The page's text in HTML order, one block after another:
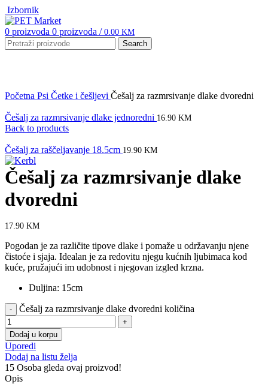
Izbornik
0 proizvoda 0 proizvoda / 0.00 KM
Search
Početna Psi Četke i češljevi Češalj za razmrsivanje dlake dvoredni
Češalj za razmrsivanje dlake jednoredni 16.90 KM
Back to products
Češalj za raščeljavanje 18.5cm 19.90 KM
Češalj za razmrsivanje dlake
dvoredni
17.90 KM
Pogodan je za različite tipove dlake i pomaže u održavanju njene
čistoće i sjaja. Idealan je za redovitu njegu kućnih ljubimaca kod
kuće, pružajući im udobnost i njegovan izgled krzna.
Duljina: 15cm
Češalj za razmrsivanje dlake dvoredni količina
Dodaj u korpu
Uporedi
Dodaj na listu želja
15 Osoba gleda ovaj proizvod!
Opis